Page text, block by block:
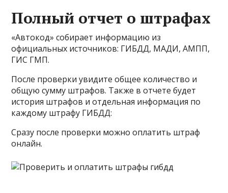
Полный отчет о штрафах
«Автокод» собирает информацию из
официальных источников: ГИБДД, МАДИ, АМПП,
ГИС ГМП.
После проверки увидите общее количество и
общую сумму штрафов. Также в отчете будет
история штрафов и отдельная информация по
каждому штрафу ГИБДД:
Сразу после проверки можно оплатить штраф
онлайн.